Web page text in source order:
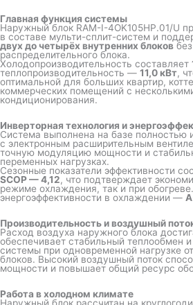
Главная функция системы
Наружный блок RAM-I-4OK105HP.01/U
в составе мульти-сплит-систем и
двух до четырёх внутренних блоков
распределительного блока.
Холодопроизводительность составляет
теплопроизводительность — 11,0 кВт,
оптимальной для больших квартир,
коммерческих помещений с
кондиционирования.
Инверторная технология и
Система выполнена на базе полностью
с электронным расширительным
точную модуляцию мощности и
переменных нагрузках.
Сезонные показатели эффективности
SCOP — 4,12, что подтверждает
режиме охлаждения, так и при
энергоэффективности в охлаждении —
Производительность и воздушный
Расход воздуха наружного блока
обеспечивает стабильный теплообмен
системы при одновременной нагрузке
блоков. Высокий воздушный поток
мощности и повышает общий ресурс
Работа в холодном климате